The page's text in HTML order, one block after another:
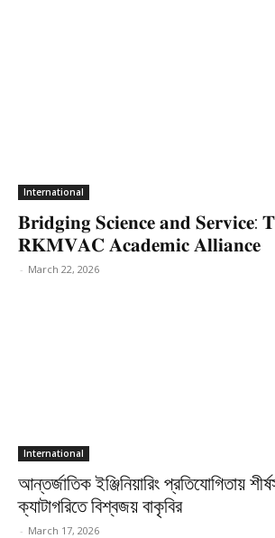
International
𝐁𝐫𝐢𝐝𝐠𝐢𝐧𝐠 𝐒𝐜𝐢𝐞𝐧𝐜𝐞 𝐚𝐧𝐝
𝐑𝐊𝐌𝐕𝐀𝐂 𝐀𝐜𝐚𝐝𝐞𝐦𝐢𝐜 𝐀𝐥𝐥𝐢𝐚𝐧𝐜𝐞
- March 22, 2026
International
আন্তর্জাতিক ইঞ্জিনিয়ারিং প্রতিযোগিতায়
ক্যাটাগরিতে বিশ্বজয় বাকৃবির
- March 17, 2026